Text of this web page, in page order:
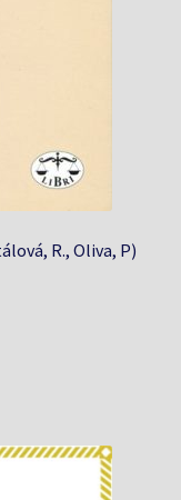
R., Oliva, P)
€.